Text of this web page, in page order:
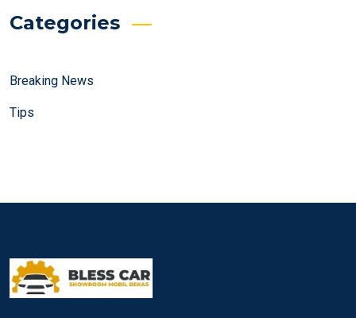
Categories
Breaking News
Tips